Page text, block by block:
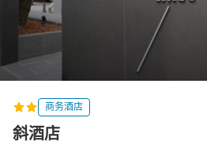
商务酒店
斜酒店